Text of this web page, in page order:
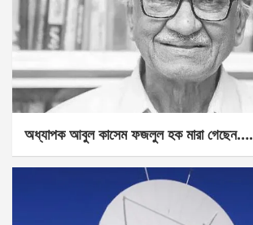
অধ্যাপক আবুল কাসেম ফজলুল হক মারা গেছেন….